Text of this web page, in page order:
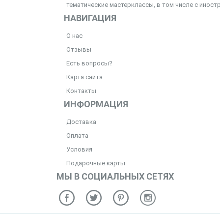
тематические мастерклассы, в том числе с
НАВИГАЦИЯ
О нас
Отзывы
Есть вопросы?
Карта сайта
Контакты
ИНФОРМАЦИЯ
Доставка
Оплата
Условия
Подарочные карты
МЫ В СОЦИАЛЬНЫХ СЕТЯХ